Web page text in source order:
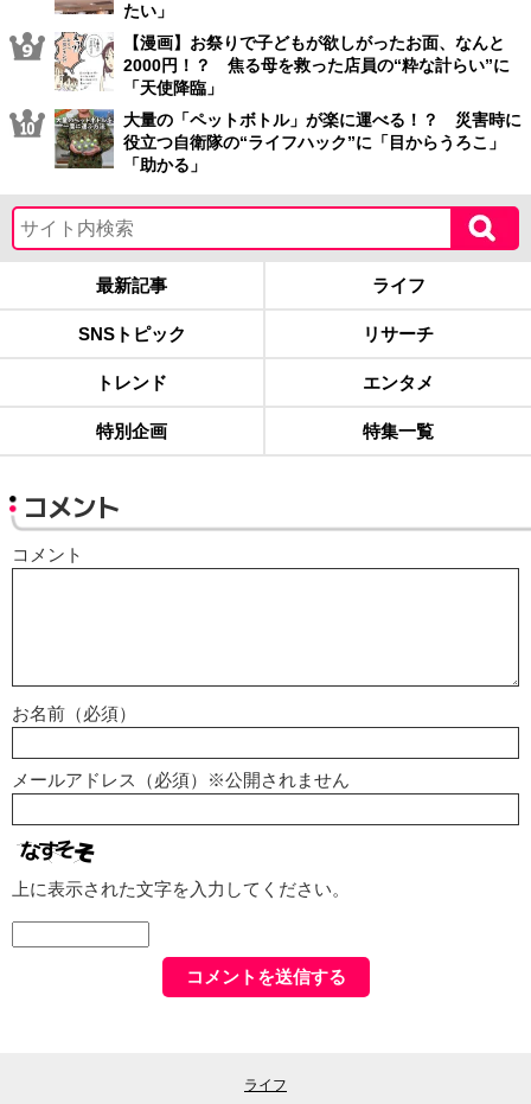
たい」
【漫画】お祭りで子どもが欲しがったお面、なんと
2000円！？ 焦る母を救った店員の“粋な計らい”に
「天使降臨」
大量の「ペットボトル」が楽に運べる！？ 災害時に
役立つ自衛隊の“ライフハック”に「目からうろこ」
「助かる」
最新記事 ライフ
SNSトピック リサーチ
トレンド エンタメ
特別企画 特集一覧
コメント
コメント
お名前（必須）
メールアドレス（必須）※公開されません
上に表示された文字を入力してください。
ライフ